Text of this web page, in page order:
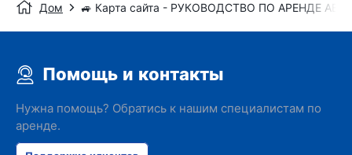
Дом 🚙 Карта сайта - РУКОВОДСТВО ПО АРЕНДЕ
Помощь и контакты
Нужна помощь? Обратись к нашим специалистам по
аренде.